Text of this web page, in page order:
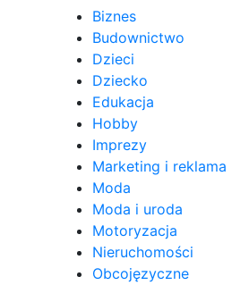
Biznes
Budownictwo
Dzieci
Dziecko
Edukacja
Hobby
Imprezy
Marketing i reklama
Moda
Moda i uroda
Motoryzacja
Nieruchomości
Obcojęzyczne